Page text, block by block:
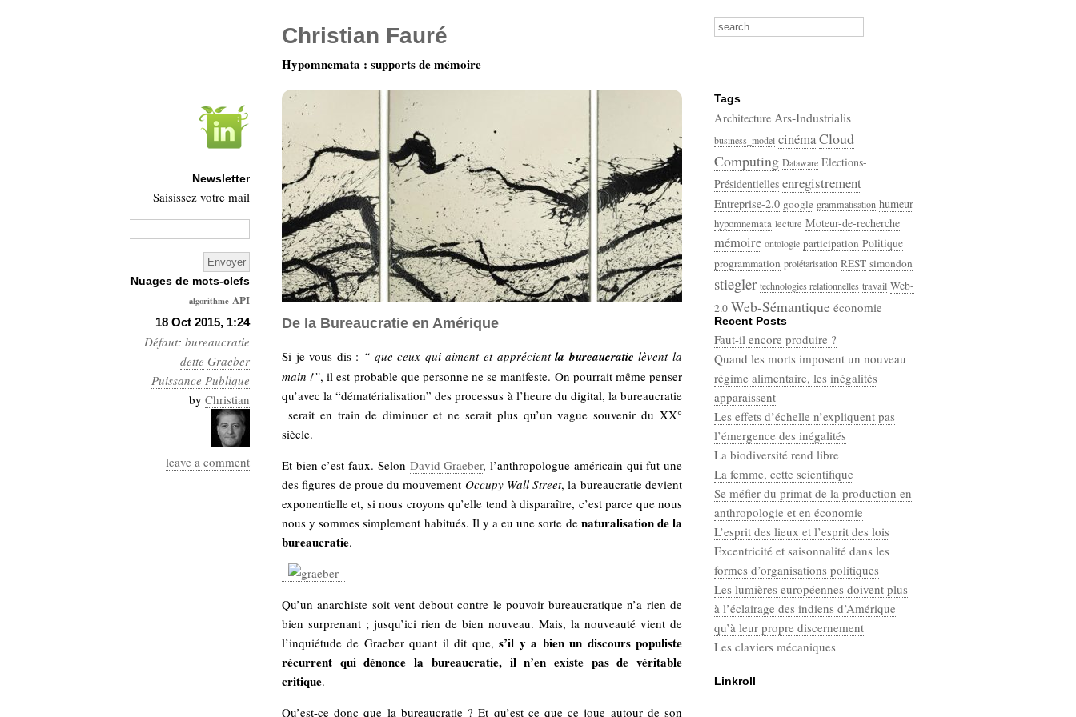
18 Oct 2015, 1:24
Défaut: bureaucratie
dette Graeber
Puissance Publique
by Christian
leave a comment
De la Bureaucratie en Amérique
Si je vous dis : “ que ceux qui aiment et apprécientla bureaucratie lèvent la
main !”, il est probable que personne ne se manifeste. On pourrait même penser
qu’avec la “dématérialisation” des processus à l’heure du digital, la bureaucratie
serait en train de diminuer et ne serait plus qu’un vague souvenir du XX°
siècle.
Et bien c’est faux. Selon David Graeber, l’anthropologue américain qui fut une
des figures de proue du mouvement Occupy Wall Street, la bureaucratie devient
exponentielle et, si nous croyons qu’elle tend à disparaître, c’est parce que nous
nous y sommes simplement habitués. Il y a eu une sorte de naturalisation de la
bureaucratie.
Qu’un anarchiste soit vent debout contre le pouvoir bureaucratique n’a rien de
bien surprenant ; jusqu’ici rien de bien nouveau. Mais, la nouveauté vient de
l’inquiétude de Graeber quant il dit que,s’il y a bien un discours populiste
récurrent qui dénonce la bureaucratie, il n’en existe pas de véritable
critique.
Qu’est-ce donc que la bureaucratie ? Et qu’est ce que ce joue autour de son
Recent Posts
Faut-il encore produire ?
Quand les morts imposent un nouveau
régime alimentaire, les inégalités
apparaissent
Les effets d’échelle n’expliquent pas
l’émergence des inégalités
La biodiversité rend libre
La femme, cette scientifique
Se méfier du primat de la production en
anthropologie et en économie
L’esprit des lieux et l’esprit des lois
Excentricité et saisonnalité dans les
formes d’organisations politiques
Les lumières européennes doivent plus
à l’éclairage des indiens d’Amérique
qu’à leur propre discernement
Les claviers mécaniques
Linkroll
Christian Fauré
Hypomnemata : supports de mémoire
Newsletter
Saisissez votre mail
Nuages de mots-clefs
algorithme API
Architecture
Ars-
Industrialis
business_model
cinéma
Cloud
Tags
Architecture Ars-Industrialis
business_model cinémaCloud
Computing Dataware Elections-
Présidentielles enregistrement
Entreprise-2.0 google grammatisation humeur
hypomnemata lecture Moteur-de-recherche
mémoire ontologie participation Politique
programmation prolétarisation REST simondon
stiegler technologies relationnelles travail Web-
2.0 Web-Sémantique économie
écriture
Categories
Défaut